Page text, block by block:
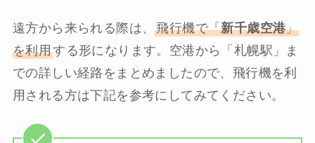
遠方から来られる際は、飛行機で「新千歳空港」
を利用する形になります。空港から「札幌駅」ま
での詳しい経路をまとめましたので、飛行機を利
用される方は下記を参考にしてみてください。